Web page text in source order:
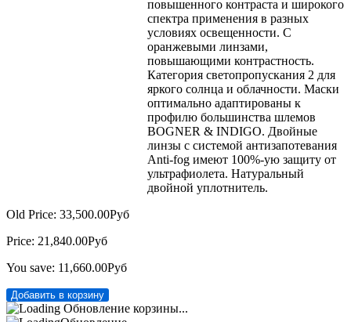
повышенного контраста и широкого
спектра применения в разных
условиях освещенности. С
оранжевыми линзами,
повышающими контрастность.
Категория светопропускания 2 для
яркого солнца и облачности. Маски
оптимально адаптированы к
профилю большинства шлемов
BOGNER & INDIGO. Двойные
линзы с системой антизапотевания
Anti-fog имеют 100%-ую защиту от
ультрафиолета. Натуральный
двойной уплотнитель.
Old Price: 33,500.00Руб
Price: 21,840.00Руб
You save: 11,660.00Руб
Обновление корзины...